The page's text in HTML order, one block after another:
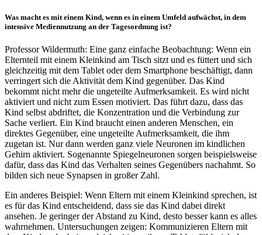
Was macht es mit einem Kind, wenn es in einem Umfeld aufwächst, in dem
intensive Mediennutzung an der Tagesordnung ist?
Professor Wildermuth: Eine ganz einfache Beobachtung: Wenn ein
Elternteil mit einem Kleinkind am Tisch sitzt und es füttert und sich
gleichzeitig mit dem Tablet oder dem Smartphone beschäftigt, dann
verringert sich die Aktivität dem Kind gegenüber. Das Kind
bekommt nicht mehr die ungeteilte Aufmerksamkeit. Es wird nicht
aktiviert und nicht zum Essen motiviert. Das führt dazu, dass das
Kind selbst abdriftet, die Konzentration und die Verbindung zur
Sache verliert. Ein Kind braucht einen anderen Menschen, ein
direktes Gegenüber, eine ungeteilte Aufmerksamkeit, die ihm
zugetan ist. Nur dann werden ganz viele Neuronen im kindlichen
Gehirn aktiviert. Sogenannte Spiegelneuronen sorgen beispielsweise
dafür, dass das Kind das Verhalten seines Gegenübers nachahmt. So
bilden sich neue Synapsen in großer Zahl.
Ein anderes Beispiel: Wenn Eltern mit einem Kleinkind sprechen, ist
es für das Kind entscheidend, dass sie das Kind dabei direkt
ansehen. Je geringer der Abstand zu Kind, desto besser kann es alles
wahrnehmen. Untersuchungen zeigen: Kommunizieren Eltern mit